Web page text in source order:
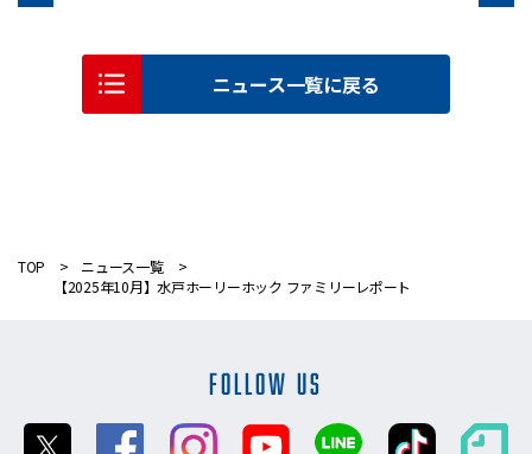
ニュース一覧に戻る
TOP
ニュース一覧
【2025年10月】水戸ホーリーホック ファミリーレポート
FOLLOW US